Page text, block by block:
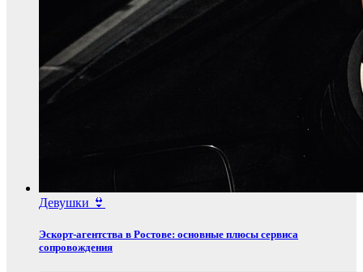
Девушки 👙
Эскорт‑агентства в Ростове: основные плюсы сервиса
сопровождения